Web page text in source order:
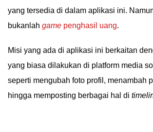
yang tersedia di dalam aplikasi ini.
bukanlah game penghasil uang.
Misi yang ada di aplikasi ini berkaitan
yang biasa dilakukan di platform media
seperti mengubah foto profil, menambah
hingga memposting berbagai hal di